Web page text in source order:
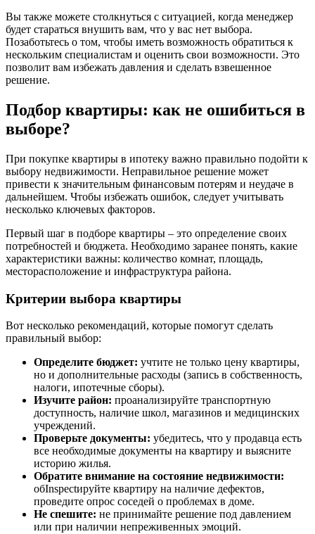
Вы также можете столкнуться с ситуацией, когда менеджер
будет стараться внушить вам, что у вас нет выбора.
Позаботьтесь о том, чтобы иметь возможность обратиться к
нескольким специалистам и оценить свои возможности. Это
позволит вам избежать давления и сделать взвешенное
решение.
Подбор квартиры: как не ошибиться в
выборе?
При покупке квартиры в ипотеку важно правильно подойти к
выбору недвижимости. Неправильное решение может
привести к значительным финансовым потерям и неудаче в
дальнейшем. Чтобы избежать ошибок, следует учитывать
несколько ключевых факторов.
Первый шаг в подборе квартиры – это определение своих
потребностей и бюджета. Необходимо заранее понять, какие
характеристики важны: количество комнат, площадь,
месторасположение и инфраструктура района.
Критерии выбора квартиры
Вот несколько рекомендаций, которые помогут сделать
правильный выбор:
Определите бюджет: учтите не только цену квартиры,
но и дополнительные расходы (запись в собственность,
налоги, ипотечные сборы).
Изучите район: проанализируйте транспортную
доступность, наличие школ, магазинов и медицинских
учреждений.
Проверьте документы: убедитесь, что у продавца есть
все необходимые документы на квартиру и выясните
историю жилья.
Обратите внимание на состояние недвижимости:
обInspectируйте квартиру на наличие дефектов,
проведите опрос соседей о проблемах в доме.
Не спешите: не принимайте решение под давлением
или при наличии непреживенных эмоций.